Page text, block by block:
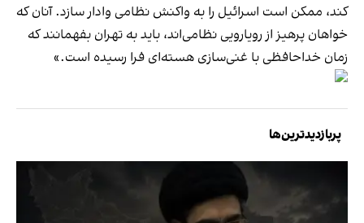
کند، ممکن است اسرائیل را به واکنش نظامی وادار سازد. آنان که
خواهان پرهیز از رویارویی نظامی‌اند، باید به تهران بفهمانند که
زمان خداحافظی با غنی‌سازی هسته‌ای فرا رسیده است.»
پربازدیدترین‌ها